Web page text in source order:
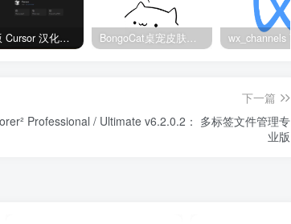
最新版 Cursor 汉化设置中文教程（两种简单方法，附中文语言包下载） BongoCat桌宠皮肤包大全：20款主题皮肤免费下载
下一篇
Professional / Ultimate v6.2.0.2： 多标签文件管理专
业版